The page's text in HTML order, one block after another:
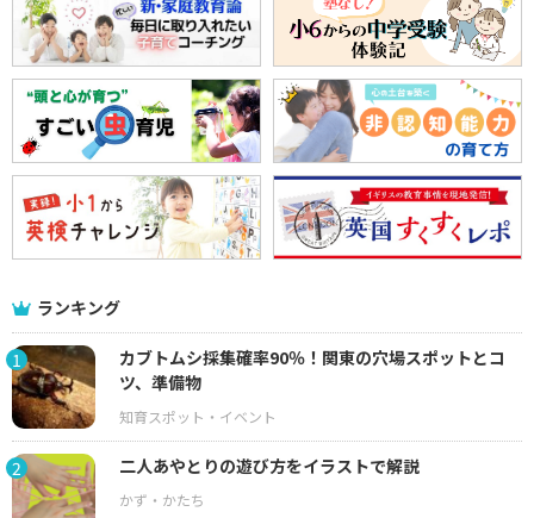
ランキング
1
カブトムシ採集確率90％！関東の穴場スポットとコ
ツ、準備物
2 二人あやとりの遊び方をイラストで解説